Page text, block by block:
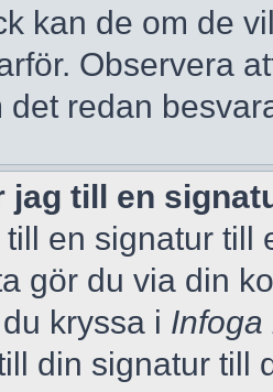
kan de om de
Observera
det redan
jag till en
en signatur till
gör du via din
kryssa i Infoga
din signatur till